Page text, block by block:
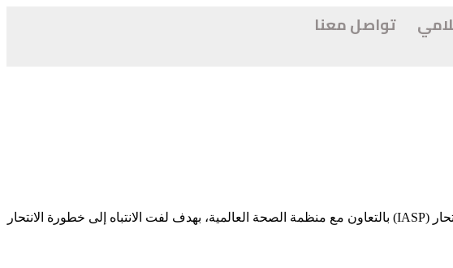
تواصل معنا
يوافق العاشر من أيلول/سبتمبر من كل عام اليوم العالمي لمنع الانتحار، وهو مناسبة سنوية أطلقتها الرابطة الدولية لمنع الانتحار (IASP) بالتعاون مع منظمة الصحة العالمية، بهدف لفت الانتباه إلى خطورة الانتحار